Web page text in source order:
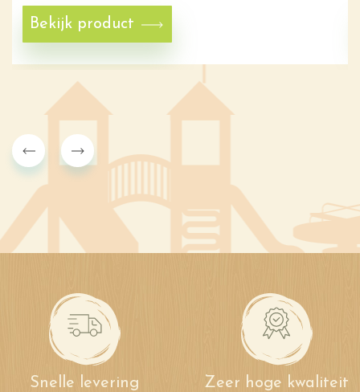
Bekijk product
Snelle levering Zeer hoge kwaliteit